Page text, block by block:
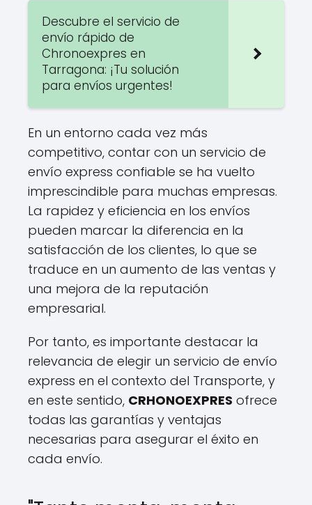
Descubre el servicio de
envío rápido de
Chronoexpres en
Tarragona: ¡Tu solución
para envíos urgentes!
En un entorno cada vez más
competitivo, contar con un servicio de
envío express confiable se ha vuelto
imprescindible para muchas empresas.
La rapidez y eficiencia en los envíos
pueden marcar la diferencia en la
satisfacción de los clientes, lo que se
traduce en un aumento de las ventas y
una mejora de la reputación
empresarial.
Por tanto, es importante destacar la
relevancia de elegir un servicio de envío
express en el contexto del Transporte, y
en este sentido, CRHONOEXPRES ofrece
todas las garantías y ventajas
necesarias para asegurar el éxito en
cada envío.